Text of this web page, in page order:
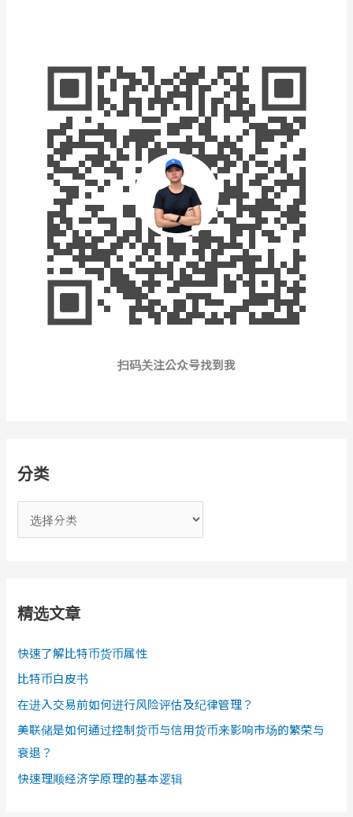
扫码关注公众号找到我
分类
类
精选文章
快速了解比特币货币属性
比特币白皮书
在进入交易前如何进行风险评估及纪律管理？
美联储是如何通过控制货币与信用货币来影响市场的繁荣与
衰退？
快速理顺经济学原理的基本逻辑